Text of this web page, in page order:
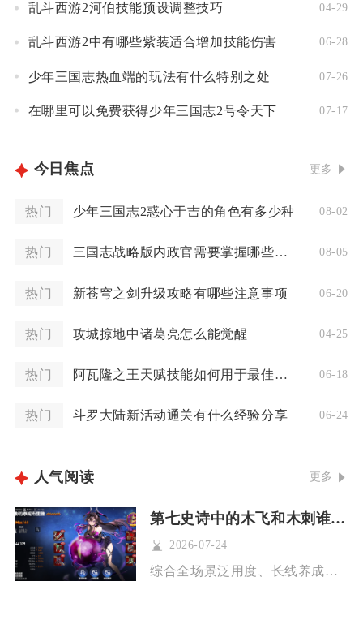
乱斗西游2河伯技能预设调整技巧 04-29
乱斗西游2中有哪些紫装适合增加技能伤害 06-28
少年三国志热血端的玩法有什么特别之处 07-26
在哪里可以免费获得少年三国志2号令天下 07-17
今日焦点 更多
热门 少年三国志2惑心于吉的角色有多少种 08-02
热门 三国志战略版内政官需要掌握哪些实用战法 08-05
热门 新苍穹之剑升级攻略有哪些注意事项 06-20
热门 攻城掠地中诸葛亮怎么能觉醒 04-25
热门 阿瓦隆之王天赋技能如何用于最佳效果 06-18
热门 斗罗大陆新活动通关有什么经验分享 06-24
人气阅读 更多
第七史诗中的木飞和木刺谁厉害
2026-07-24
综合全场景泛用度、长线养成价值与阵容适配上限，木飞（伊赛丽亚...